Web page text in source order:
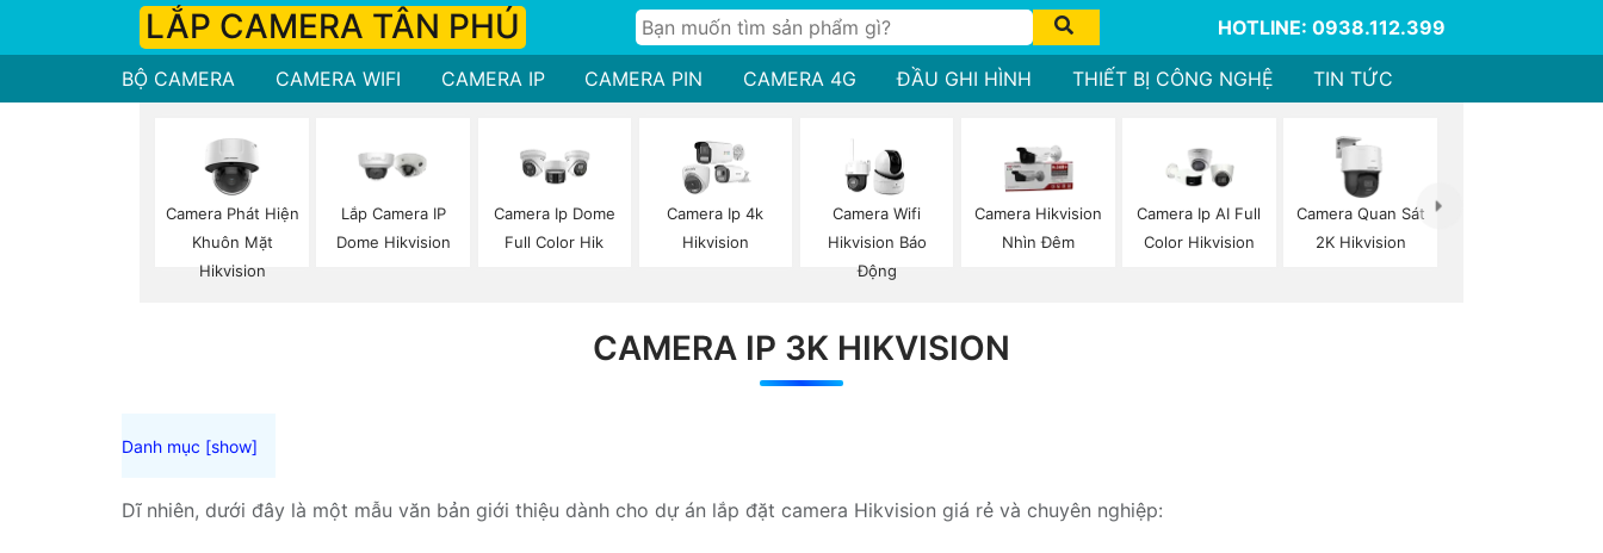
LẮP CAMERA TÂN PHÚ HOTLINE: 0938.112.399
BỘ CAMERA CAMERA WIFI CAMERA IP CAMERA PIN CAMERA 4G ĐẦU GHI HÌNH THIẾT BỊ CÔNG NGHỆ TIN TỨC
Camera Phát Hiện
Khuôn Mặt
Hikvision
Lắp Camera IP
Dome Hikvision
Camera Ip Dome
Full Color Hik
Camera Ip 4k
Hikvision
Camera Wifi
Hikvision Báo
Động
Camera Hikvision
Nhìn Đêm
Camera Ip AI Full
Color Hikvision
Camera Quan Sát
2K Hikvision
CAMERA IP 3K HIKVISION
Dĩ nhiên, dưới đây là một mẫu văn bản giới thiệu dành cho dự án lắp đặt camera Hikvision giá rẻ và chuyên nghiệp: